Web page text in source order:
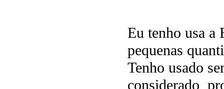
Eu tenho usa a
pequenas
Tenho usado
considerado